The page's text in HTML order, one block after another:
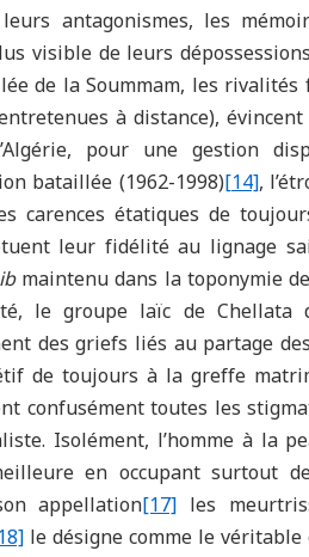
antagonismes, les
visible de leurs
de la Soummam, les
à distance),
pour une gestion
bataillée (1962-1998)[14],
carences étatiques de
leur fidélité au lignage
maintenu dans la toponymie
le groupe laïc de Chellata
des griefs liés au partage
de toujours à la greffe
confusément toutes les
Isolément, l’homme à la
en occupant surtout
appellation[17] les
le désigne comme le véritable